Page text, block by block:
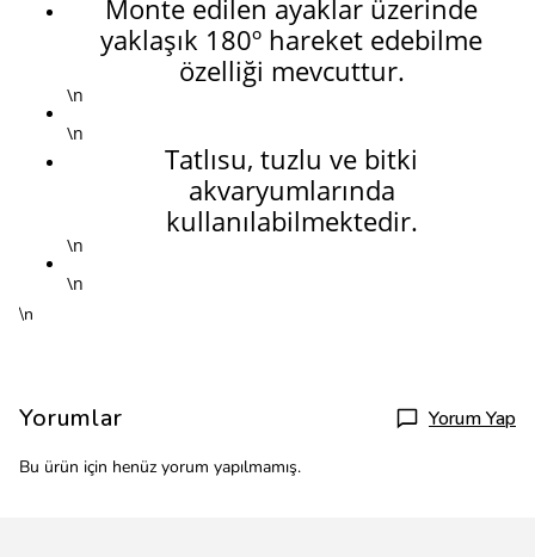
Monte edilen ayaklar üzerinde
yaklaşık 180º hareket edebilme
özelliği mevcuttur.
\n
\n
Tatlısu, tuzlu ve bitki
akvaryumlarında
kullanılabilmektedir.
\n
\n
\n
Yorumlar Yorum Yap
Bu ürün için henüz yorum yapılmamış.